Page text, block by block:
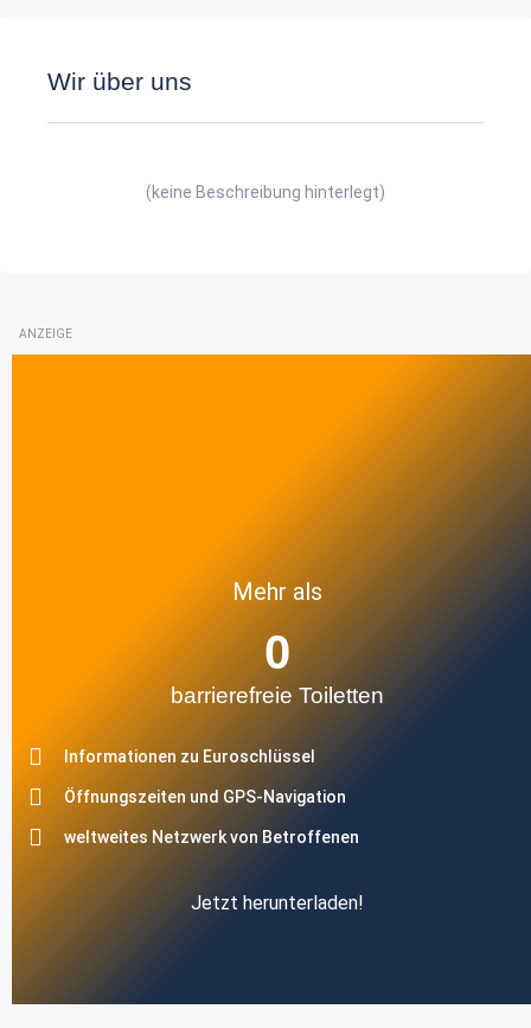
Wir über uns
(keine Beschreibung hinterlegt)
ANZEIGE
Mehr als
barrierefreie Toiletten
0
Informationen zu Euroschlüssel
Öffnungszeiten und GPS-Navigation
weltweites Netzwerk von Betroffenen
Jetzt herunterladen!